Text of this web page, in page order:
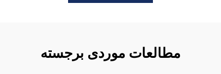
مطالعات موردی برجسته